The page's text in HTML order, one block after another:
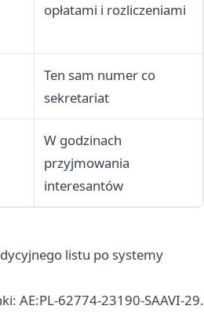
opłatami i rozliczeniami
Ten sam numer co
sekretariat
W godzinach
przyjmowania
interesantów
listu po systemy
AE:PL-62774-23190-SAAVI-29.